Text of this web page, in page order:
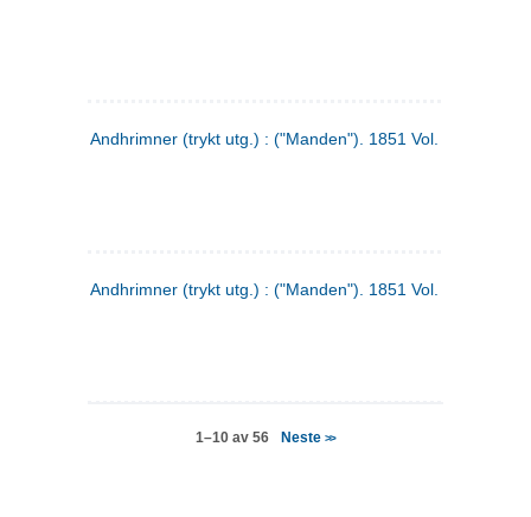
Andhrimner (trykt utg.) : ("Manden"). 1851 Vol. 2 Nr. 6
Andhrimner (trykt utg.) : ("Manden"). 1851 Vol. 1 Nr. 6
1–10 av 56 Neste>>